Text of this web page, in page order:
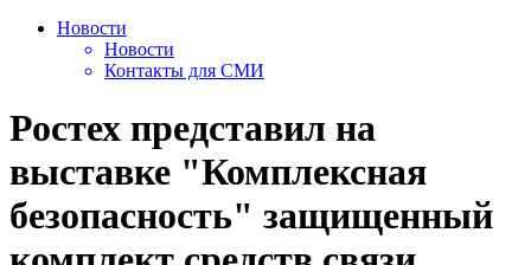
Новости
Новости
Контакты для СМИ
Ростех представил на
выставке "Комплексная
безопасность" защищенный